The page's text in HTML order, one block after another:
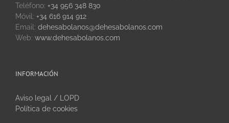
Teléfono: +34 956 348 830
Móvil: +34 616 914 912
Email: dehesabolanos@dehesabolanos.com
Web: www.dehesabolanos.com
INFORMACIÓN
Aviso legal / LOPD
Política de cookies